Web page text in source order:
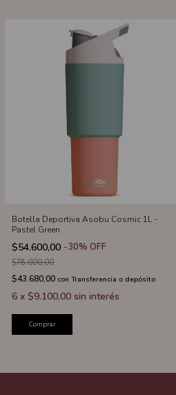
Botella Deportiva Asobu Cosmic 1L -
Pastel Green
$54.600,00 -30% OFF
$78.000,00
$43.680,00 con Transferencia o depósito
6 x $9.100,00 sin interés
Comprar